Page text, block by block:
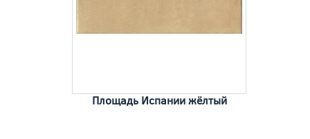
Площадь Испании жёлтый